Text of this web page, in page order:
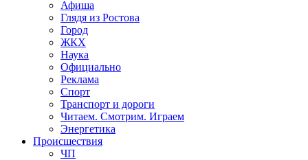
Афиша
Глядя из Ростова
Город
ЖКХ
Наука
Официально
Реклама
Спорт
Транспорт и дороги
Читаем. Смотрим. Играем
Энергетика
Происшествия
ЧП